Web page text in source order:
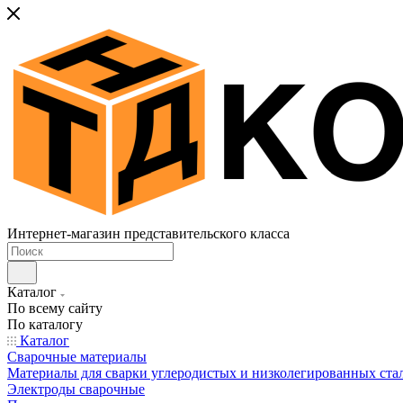
Интернет-магазин представительского класса
Каталог
По всему сайту
По каталогу
Каталог
Сварочные материалы
Материалы для сварки углеродистых и низколегированных
Электроды сварочные